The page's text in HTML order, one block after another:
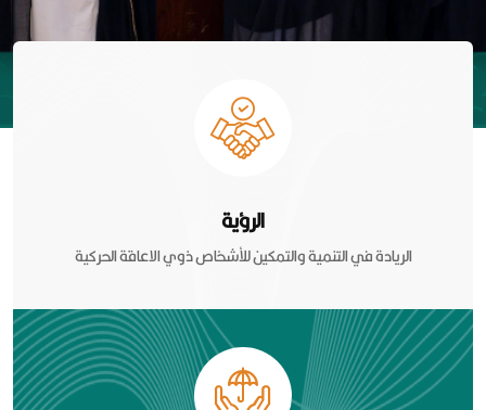
الرؤية
الريادة في التنمية والتمكين للأشخاص ذوي الاعاقة الحركية